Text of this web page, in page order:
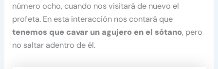
número ocho, cuando nos visitará de nuevo el
profeta. En esta interacción nos contará que
tenemos que cavar un agujero en el sótano, pero
no saltar adentro de él.